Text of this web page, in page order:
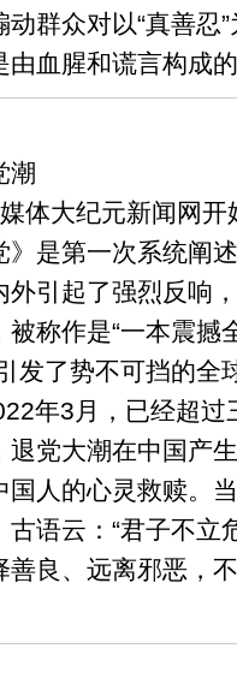
群众对以“真善忍
血腥和谎言构成
潮
体大纪元新闻网
是第一次系统阐
引起了强烈反响
称作是“一本震撼
发了势不可挡的全
年3月，已经超过
退党大潮在中国产
国人的心灵救赎。
语云：“君子不立
善良、远离邪恶，